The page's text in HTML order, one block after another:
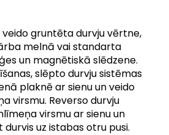
gruntēta durvju vērtne,
melnā vai standarta
un magnētiskā slēdzene.
slēpto durvju sistēmas
plaknē ar sienu un veido
virsmu. Reverso durvju
virsmu ar sienu un
uz istabas otru pusi.